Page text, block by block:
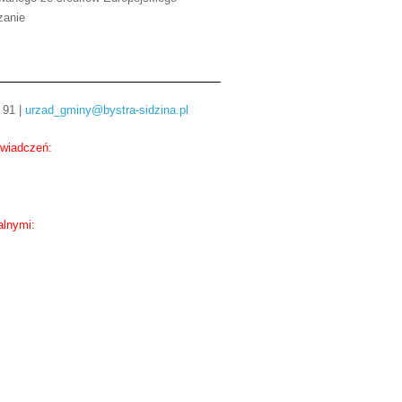
| urzad_gminy@bystra-sidzina.pl